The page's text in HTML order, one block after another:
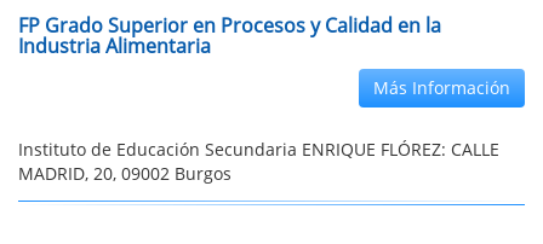
FP Grado Superior en Procesos y Calidad en la
Industria Alimentaria
Más Información
Instituto de Educación Secundaria ENRIQUE FLÓREZ: CALLE
MADRID, 20, 09002 Burgos